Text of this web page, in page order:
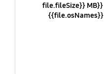
{{file.fileSize}} MB
{{file.osNames}}